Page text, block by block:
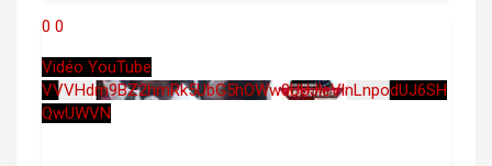
0 0
Vidéo YouTube
VVVHdm9BZ2hmRk5UbG5hOWw0UUJleVlnLnpodUJ6SH
QwUWVN